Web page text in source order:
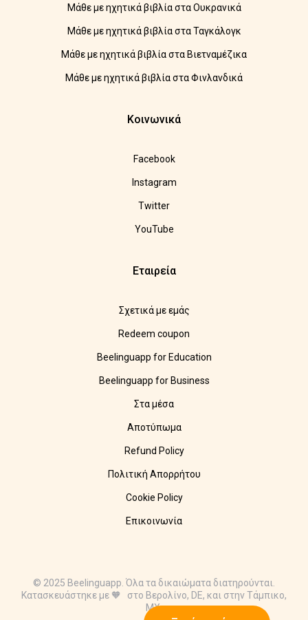
Μάθε με ηχητικά βιβλία στα Ουκρανικά
Μάθε με ηχητικά βιβλία στα Ταγκάλογκ
Μάθε με ηχητικά βιβλία στα Βιετναμέζικα
Μάθε με ηχητικά βιβλία στα Φινλανδικά
Κοινωνικά
Facebook
Instagram
Twitter
YouTube
Εταιρεία
Σχετικά με εμάς
Redeem coupon
Beelinguapp for Education
Beelinguapp for Business
Στα μέσα
Αποτύπωμα
Refund Policy
Πολιτική Απορρήτου
Cookie Policy
Επικοινωνία
© 2025 Beelinguapp. Όλα τα δικαιώματα διατηρούνται.
Κατασκευάστηκε με 🧡 στο Βερολίνο, DE, και στην Τάμπικο,
MX.